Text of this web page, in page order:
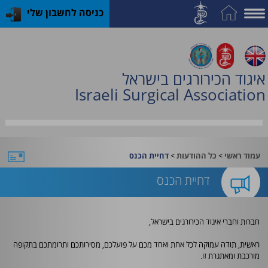
כניסה לחשבון שלי
איגוד הכירורגים בישראל
Israeli Surgical Association
על
האיגוד
חברות
וחוגים
האקדמיה
לכירורגיה
קורסים
פעילות
עמוד ראשי > כל ההודעות>דחיית הכנס
דחיית הכנס
חברות וחברי איגוד הכירורגים בישראל,
ראשית, תודה עמוקה לכל אחת ואחד מכם על פועלכם, מסירותכם ותרומתכם בתקופה
מורכבת ומאתגרת זו.